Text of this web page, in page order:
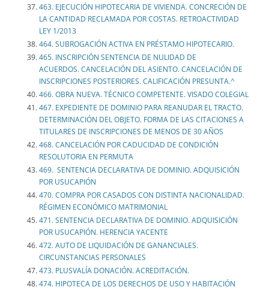
463. EJECUCIÓN HIPOTECARIA DE VIVIENDA. CONCRECIÓN DE
LA CANTIDAD RECLAMADA POR COSTAS. RETROACTIVIDAD
LEY 1/2013
464. SUBROGACIÓN ACTIVA EN PRÉSTAMO HIPOTECARIO.
465. INSCRIPCIÓN SENTENCIA DE NULIDAD DE
ACUERDOS. CANCELACIÓN DEL ASIENTO. CANCELACIÓN DE
INSCRIPCIONES POSTERIORES. CALIFICACIÓN PRESUNTA.^
466. OBRA NUEVA. TÉCNICO COMPETENTE. VISADO COLEGIAL
467. EXPEDIENTE DE DOMINIO PARA REANUDAR EL TRACTO.
DETERMINACIÓN DEL OBJETO. FORMA DE LAS CITACIONES A
TITULARES DE INSCRIPCIONES DE MENOS DE 30 AÑOS
468. CANCELACIÓN POR CADUCIDAD DE CONDICIÓN
RESOLUTORIA EN PERMUTA
469. SENTENCIA DECLARATIVA DE DOMINIO. ADQUISICIÓN
POR USUCAPIÓN
470. COMPRA POR CASADOS CON DISTINTA NACIONALIDAD.
RÉGIMEN ECONÓMICO MATRIMONIAL
471. SENTENCIA DECLARATIVA DE DOMINIO. ADQUISICIÓN
POR USUCAPIÓN. HERENCIA YACENTE
472. AUTO DE LIQUIDACIÓN DE GANANCIALES.
CIRCUNSTANCIAS PERSONALES
473. PLUSVALÍA DONACIÓN. ACREDITACIÓN.
474. HIPOTECA DE LOS DERECHOS DE USO Y HABITACIÓN